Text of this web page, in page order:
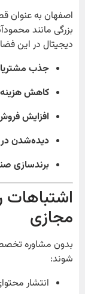
اصفهان به عنوان
بزرگی مانند
دیجیتال در این
جذب
کاهش
افزایش
دیده‌شدن در
برندسازی
اشتباهات
مجازی
بدون مشاوره
شوند:
انتشار